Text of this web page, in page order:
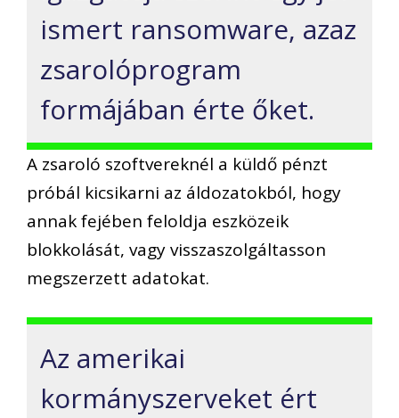
ismert ransomware, azaz
zsarolóprogram
formájában érte őket.
A zsaroló szoftvereknél a küldő pénzt
próbál kicsikarni az áldozatokból, hogy
annak fejében feloldja eszközeik
blokkolását, vagy visszaszolgáltasson
megszerzett adatokat.
Az amerikai
kormányszerveket ért